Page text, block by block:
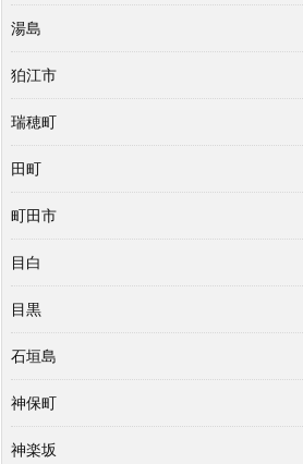
湯島
狛江市
瑞穂町
田町
町田市
目白
目黒
石垣島
神保町
神楽坂